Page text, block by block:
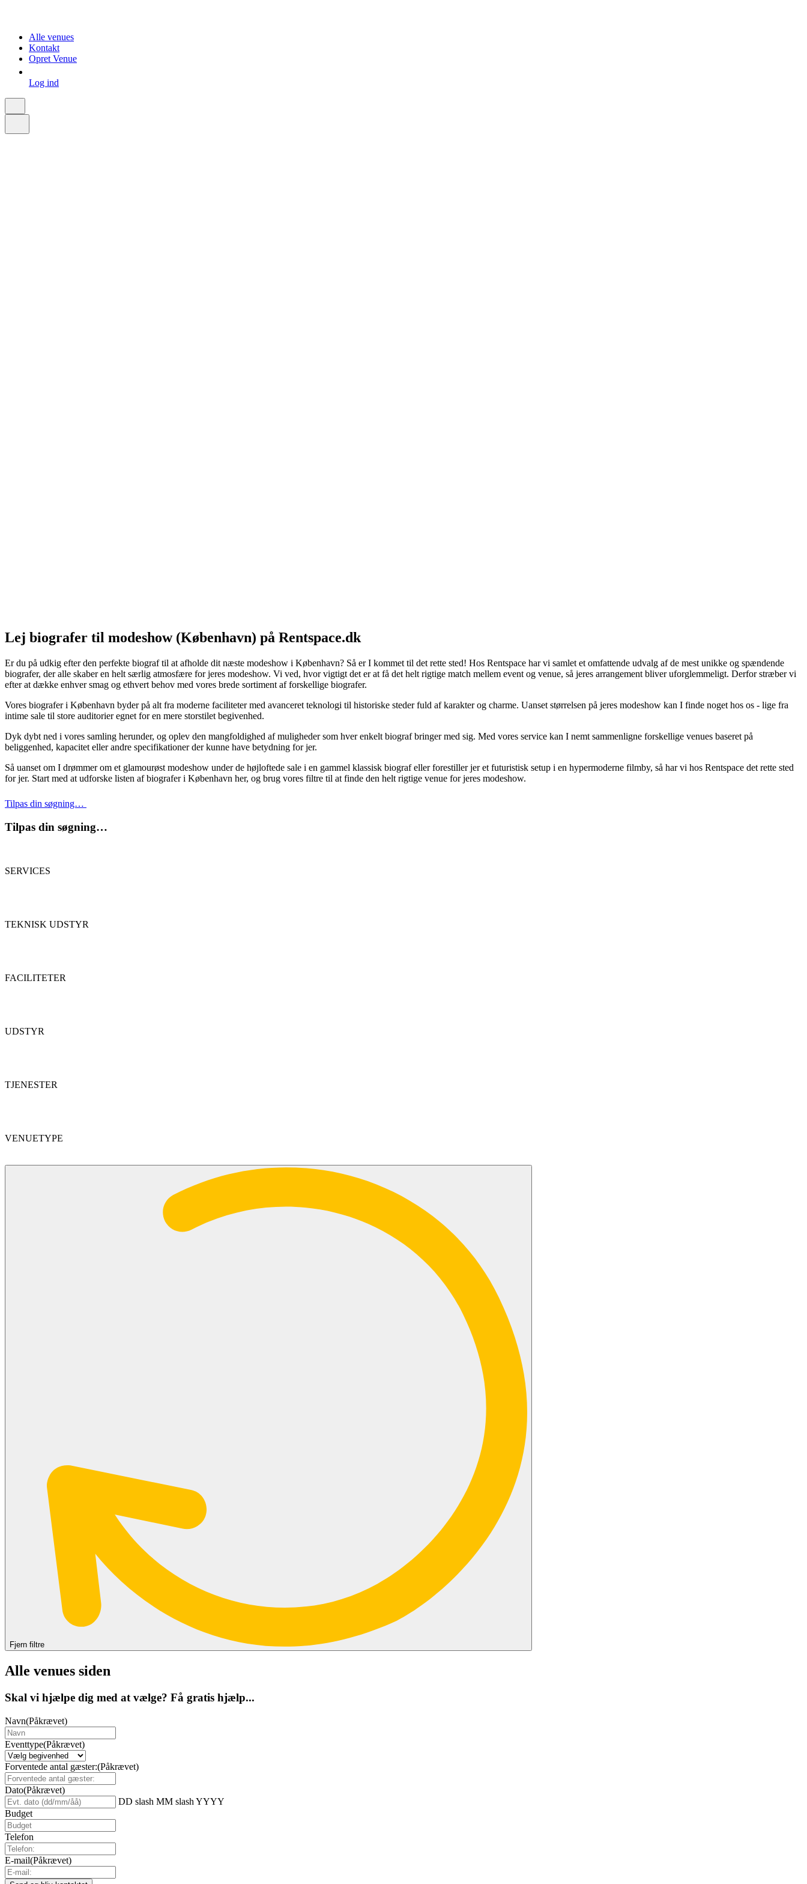
Alle venues
Kontakt
Opret Venue
Log ind
Lej biografer til modeshow (København) på Rentspace.dk
Er du på udkig efter den perfekte biograf til at afholde dit næste modeshow i København? Så er I kommet til det rette sted! Hos Rentspace har vi samlet et omfattende udvalg af de mest unikke og spændende
biografer, der alle skaber en helt særlig atmosfære for jeres modeshow. Vi ved, hvor vigtigt det er at få det helt rigtige match mellem event og venue, så jeres arrangement bliver uforglemmeligt. Derfor stræber vi
efter at dække enhver smag og ethvert behov med vores brede sortiment af forskellige biografer.
Vores biografer i København byder på alt fra moderne faciliteter med avanceret teknologi til historiske steder fuld af karakter og charme. Uanset størrelsen på jeres modeshow kan I finde noget hos os - lige fra
intime sale til store auditorier egnet for en mere storstilet begivenhed.
Dyk dybt ned i vores samling herunder, og oplev den mangfoldighed af muligheder som hver enkelt biograf bringer med sig. Med vores service kan I nemt sammenligne forskellige venues baseret på
beliggenhed, kapacitet eller andre specifikationer der kunne have betydning for jer.
Så uanset om I drømmer om et glamourøst modeshow under de højloftede sale i en gammel klassisk biograf eller forestiller jer et futuristisk setup i en hypermoderne filmby, så har vi hos Rentspace det rette sted
for jer. Start med at udforske listen af biografer i København her, og brug vores filtre til at finde den helt rigtige venue for jeres modeshow.
Tilpas din søgning…
Tilpas din søgning…
SERVICES
TEKNISK UDSTYR
FACILITETER
UDSTYR
TJENESTER
VENUETYPE
Fjern filtre
Alle venues siden
Skal vi hjælpe dig med at vælge? Få gratis hjælp...
Navn(Påkrævet)
Eventtype(Påkrævet)
Forventede antal gæster:(Påkrævet)
Dato(Påkrævet)
DD slash MM slash YYYY
Budget
Telefon
E-mail(Påkrævet)